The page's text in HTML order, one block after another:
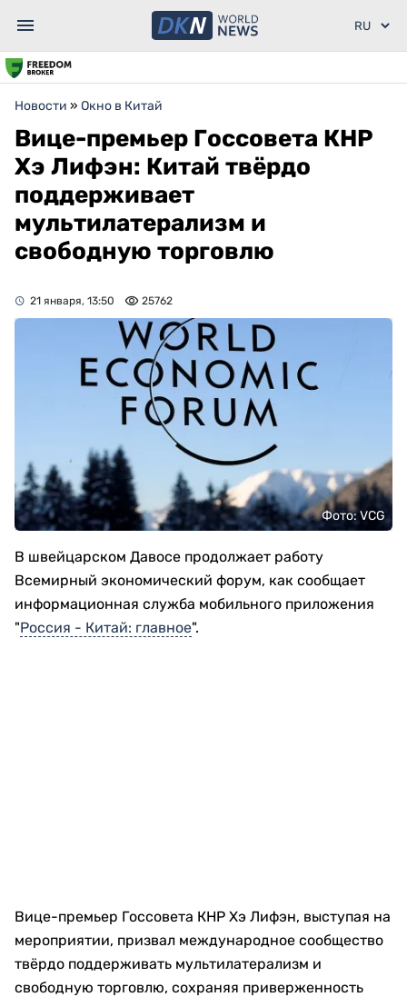
Новости » Окно в Китай
Вице-премьер Госсовета КНР
Хэ Лифэн: Китай твёрдо
поддерживает
мультилатерализм и
свободную торговлю
21 января, 13:50 25762
Фото: VCG
В швейцарском Давосе продолжает работу
Всемирный экономический форум, как сообщает
информационная служба мобильного приложения
"Россия - Китай: главное".
Вице-премьер Госсовета КНР Хэ Лифэн, выступая на
мероприятии, призвал международное сообщество
твёрдо поддерживать мультилатерализм и
свободную торговлю, сохраняя приверженность